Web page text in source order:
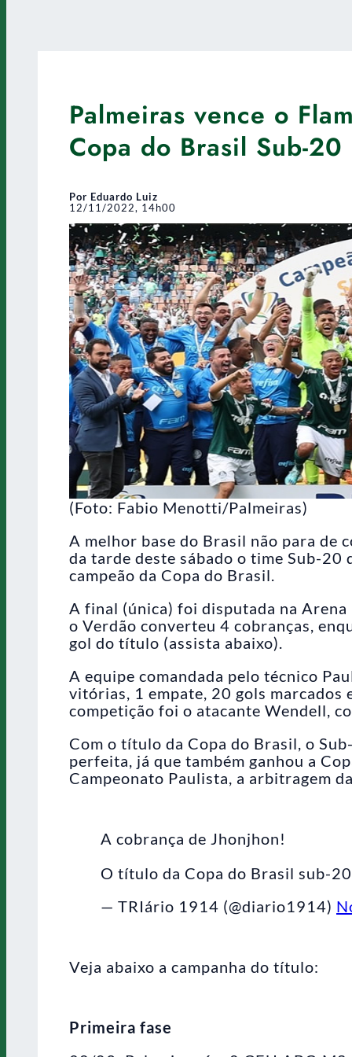
Palmeiras vence o
Copa do Brasil Sub-20
Por Eduardo Luiz
12/11/2022, 14h00
(Foto: Fabio Menotti/Palmeiras)
A melhor base do Brasil não para de
da tarde deste sábado o time Sub-
campeão da Copa do Brasil.
A final (única) foi disputada na
o Verdão converteu 4 cobranças,
gol do título (assista abaixo).
A equipe comandada pelo técnico
vitórias, 1 empate, 20 gols
competição foi o atacante Wendell,
Com o título da Copa do Brasil, o
perfeita, já que também ganhou a
Campeonato Paulista, a arbitragem
A cobrança de Jhonjhon!
O título da Copa do Brasil sub-
— TRIário 1914 (@diario1914)
Veja abaixo a campanha do título:
Primeira fase